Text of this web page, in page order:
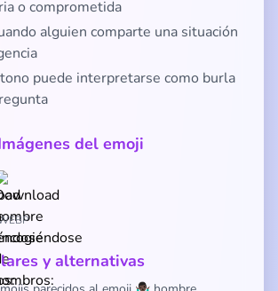
o comprometida
alguien comparte una situación
puede interpretarse como burla
del emoji
y alternativas